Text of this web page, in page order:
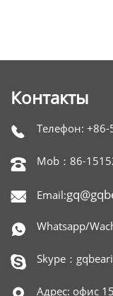
Контакты
 Телефон: +86-
 Mob：86-
 Email:
 Whatsapp/
 Skype：
Адрес: офис